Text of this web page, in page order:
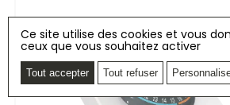
Ce site utilise des cookies et vous
ceux que vous souhaitez activer
Tout accepter Tout refuser